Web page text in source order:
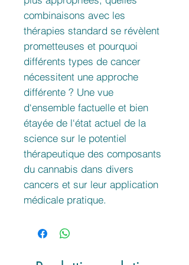
combinaisons avec les
thérapies standard se révèlent
prometteuses et pourquoi
différents types de cancer
nécessitent une approche
différente ? Une vue
d‘ensemble factuelle et bien
étayée de l‘état actuel de la
science sur le potentiel
thérapeutique des composants
du cannabis dans divers
cancers et sur leur application
médicale pratique.